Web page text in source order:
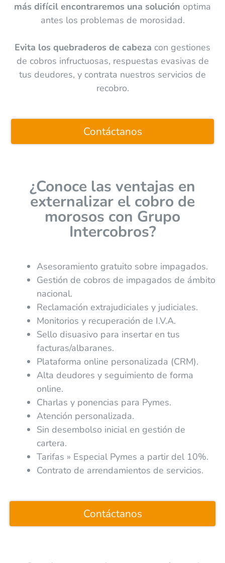
más difícil encontraremos una solución optima
antes los problemas de morosidad.
Evita los quebraderos de cabeza con gestiones
de cobros infructuosas, respuestas evasivas de
tus deudores, y contrata nuestros servicios de
recobro.
Contáctanos
¿Conoce las ventajas en
externalizar el cobro de
morosos con Grupo
Intercobros?
Asesoramiento gratuito sobre impagados.
Gestión de cobros de impagados de ámbito
nacional.
Reclamación extrajudiciales y judiciales.
Monitorios y recuperación de I.V.A.
Sello disuasivo para insertar en tus
facturas/albaranes.
Plataforma online personalizada (CRM).
Alta deudores y seguimiento de forma
online.
Charlas y ponencias para Pymes.
Atención personalizada.
Sin desembolso inicial en gestión de
cartera.
Tarifas » Especial Pymes a partir del 10%.
Contrato de arrendamientos de servicios.
Contáctanos